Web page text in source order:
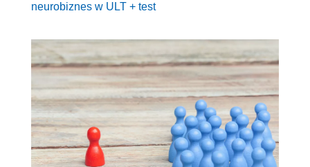
neurobiznes w ULT + test